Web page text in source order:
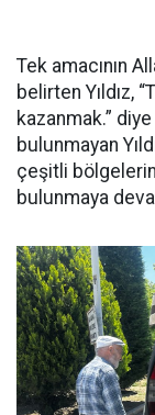
Tek amacının
belirten Yıldız,
kazanmak.”
bulunmayan
çeşitli
bulunmaya